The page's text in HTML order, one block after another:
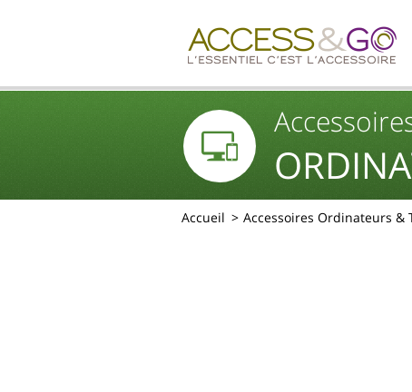
Accueil Accessoires Ordinateurs &